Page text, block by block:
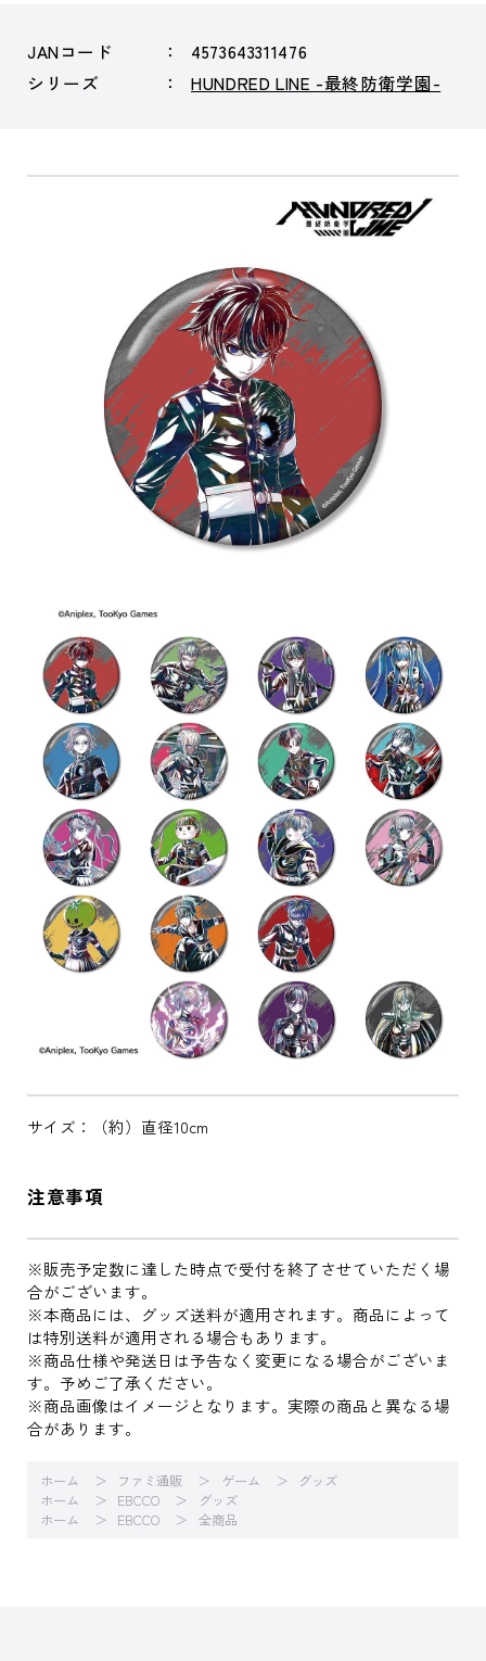
JANコード
4573643311476
シリーズ
HUNDRED LINE -最終防衛学園-
サイズ：（約）直径10cm
注意事項
※販売予定数に達した時点で受付を終了させていただく場
合がございます。
※本商品には、グッズ送料が適用されます。商品によって
は特別送料が適用される場合もあります。
※商品仕様や発送日は予告なく変更になる場合がございま
す。予めご了承ください。
※商品画像はイメージとなります。実際の商品と異なる場
合があります。
ホーム ファミ通販 ゲーム
グッズ
ホーム
EBCCO
グッズ
ホーム
EBCCO 全商品